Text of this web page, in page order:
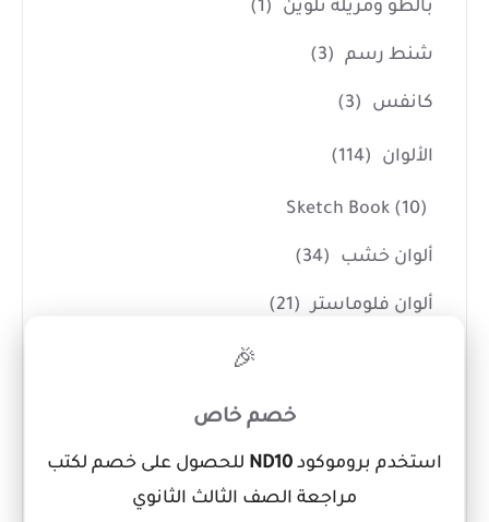
بالطو ومريلة تلوين (1)
شنط رسم (3)
كانفس (3)
الألوان (114)
Sketch Book (10)
ألوان خشب (34)
ألوان فلوماستر (21)
الوان جواش (5)
(1)
🎉
خصم خاص
استخدم بروموكود ND10 للحصول على خصم لكتب
مراجعة الصف الثالث الثانوي